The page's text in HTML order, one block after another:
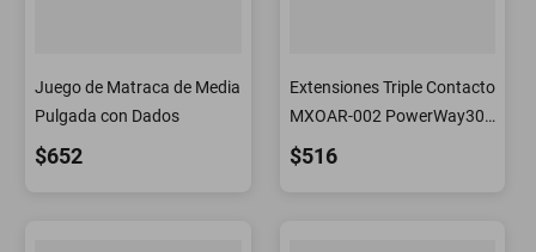
Juego de Matraca de Media
Pulgada con Dados
$652
Extensiones Triple Contacto
MXOAR-002 PowerWay30
Extensión Eléctrica Uso
Rudo
$516